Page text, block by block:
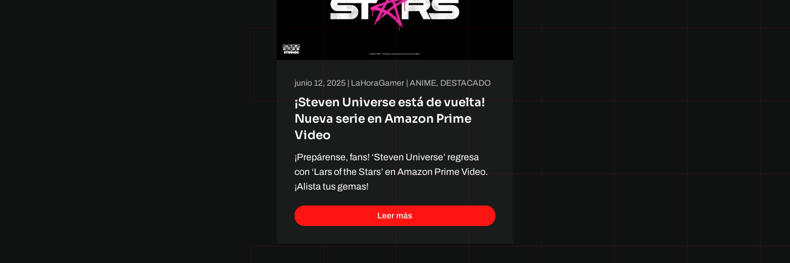
junio 12, 2025 | LaHoraGamer |ANIME, DESTACADO
¡Steven Universe está de vuelta!
Nueva serie en Amazon Prime
Video
¡Prepárense, fans! ‘Steven Universe’ regresa
con ‘Lars of the Stars’ en Amazon Prime Video.
¡Alista tus gemas!
Leer más